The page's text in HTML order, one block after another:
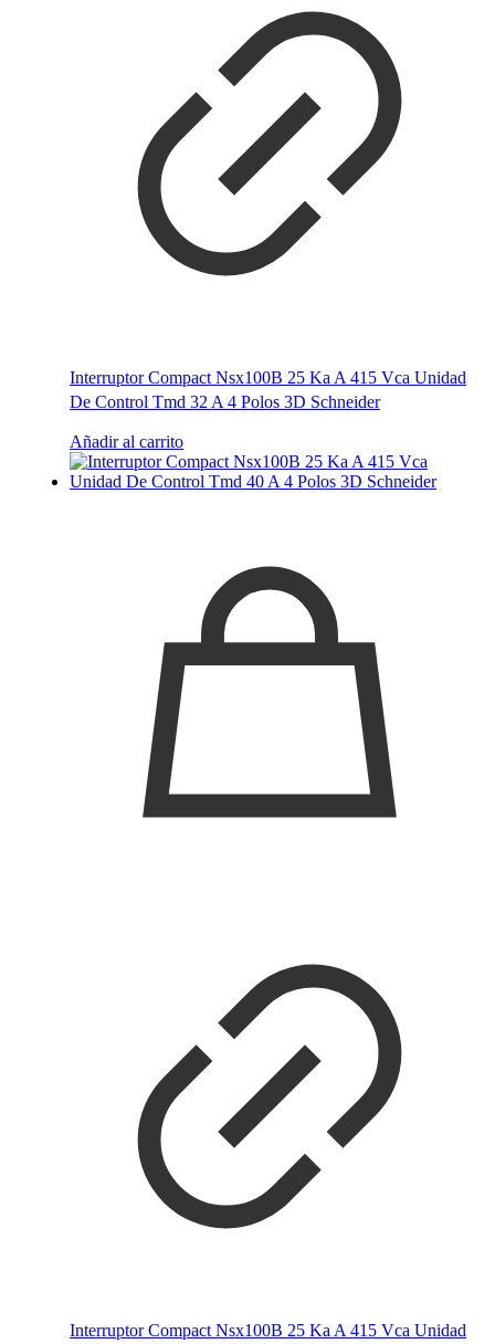
Interruptor Compact Nsx100B 25 Ka A 415 Vca Unidad
De Control Tmd 32 A 4 Polos 3D Schneider
Añadir al carrito
Interruptor Compact Nsx100B 25 Ka A 415 Vca Unidad